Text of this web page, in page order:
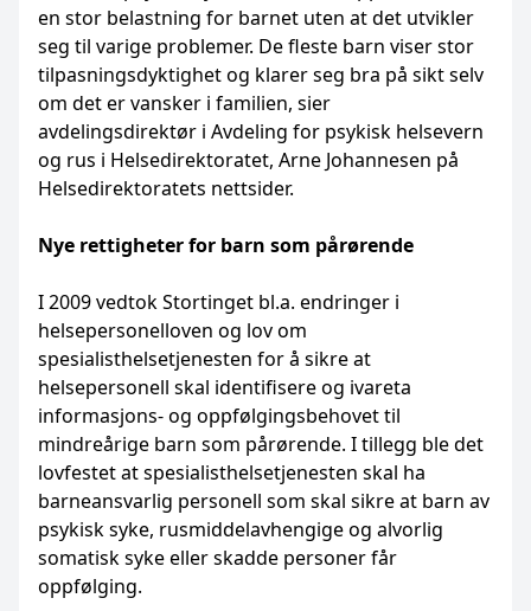
en stor belastning for barnet uten at det utvikler
seg til varige problemer. De fleste barn viser stor
tilpasningsdyktighet og klarer seg bra på sikt selv
om det er vansker i familien, sier
avdelingsdirektør i Avdeling for psykisk helsevern
og rus i Helsedirektoratet, Arne Johannesen på
Helsedirektoratets nettsider.
Nye rettigheter for barn som pårørende
I 2009 vedtok Stortinget bl.a. endringer i
helsepersonelloven og lov om
spesialisthelsetjenesten for å sikre at
helsepersonell skal identifisere og ivareta
informasjons- og oppfølgingsbehovet til
mindreårige barn som pårørende. I tillegg ble det
lovfestet at spesialisthelsetjenesten skal ha
barneansvarlig personell som skal sikre at barn av
psykisk syke, rusmiddelavhengige og alvorlig
somatisk syke eller skadde personer får
oppfølging.